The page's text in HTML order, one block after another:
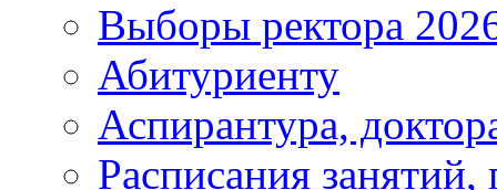
Выборы ректора
Абитуриенту
Аспирантура,
Расписания